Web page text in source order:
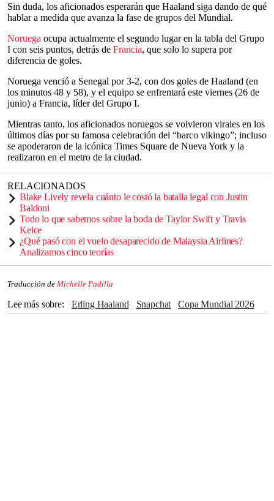
Sin duda, los aficionados esperarán que Haaland siga dando de qué
hablar a medida que avanza la fase de grupos del Mundial.
Noruega ocupa actualmente el segundo lugar en la tabla del Grupo
I con seis puntos, detrás de Francia, que solo lo supera por
diferencia de goles.
Noruega venció a Senegal por 3-2, con dos goles de Haaland (en
los minutos 48 y 58), y el equipo se enfrentará este viernes (26 de
junio) a Francia, líder del Grupo I.
Mientras tanto, los aficionados noruegos se volvieron virales en los
últimos días por su famosa celebración del “barco vikingo”; incluso
se apoderaron de la icónica Times Square de Nueva York y la
realizaron en el metro de la ciudad.
RELACIONADOS
Blake Lively revela cuánto le costó la batalla legal con Justin
Baldoni
Todo lo que sabemos sobre la boda de Taylor Swift y Travis
Kelce
¿Qué pasó con el vuelo desaparecido de Malaysia Airlines?
Analizamos cinco teorías
Traducción de Michelle Padilla
Lee más sobre Erling Haaland Snapchat
Copa Mundial 2026